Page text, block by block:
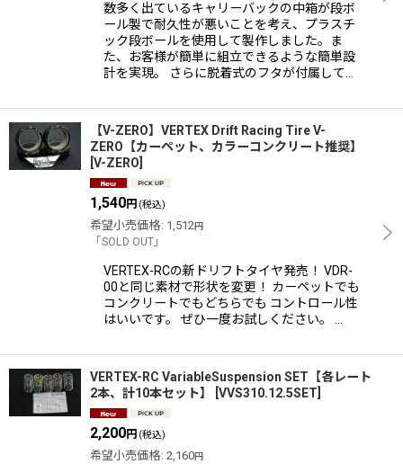
数多く出ているキャリーバックの中箱が段ボ
ール製で耐久性が悪いことを考え、プラスチ
ック段ボールを使用して製作しました。ま
た、お客様が簡単に組立できるような簡単設
計を実現。 さらに脱着式のフタが付属して…
【V-ZERO】VERTEX Drift Racing Tire V-
ZERO【カーペット、カラーコンクリート推奨】
V-ZERO
1,540円 (税込)
希望小売価格: 1,512円
「SOLD OUT」
VERTEX-RCの新ドリフトタイヤ発売！ VDR-
00と同じ素材で形状を変更！ カーペットでも
コンクリートでもどちらでも コントロール性
はいいです。 ぜひ一度お試しください。 …
VERTEX-RC VariableSuspension SET【各レート
2本、計10本セット】
VVS310.12.5SET
2,200円 (税込)
希望小売価格: 2,160円